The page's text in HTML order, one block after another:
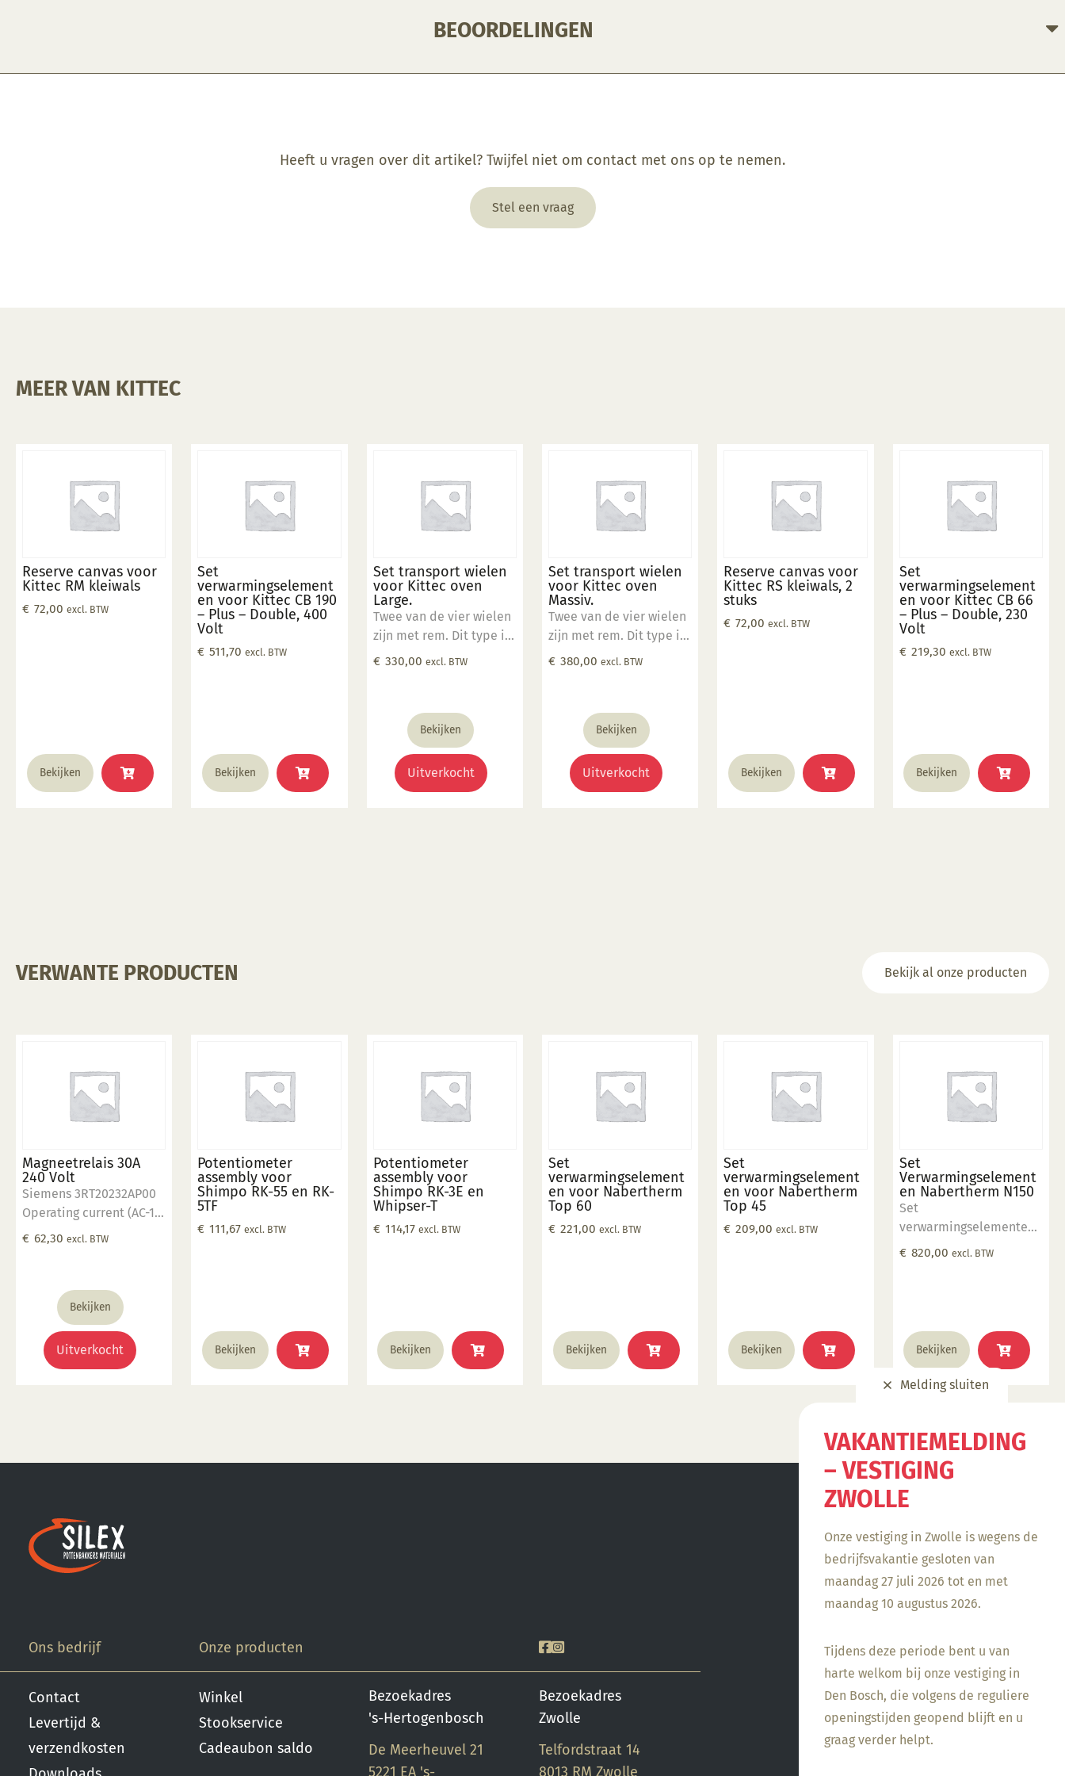
Melding sluiten
VAKANTIEMELDING
– VESTIGING
ZWOLLE
Onze vestiging in Zwolle is wegens de
bedrijfsvakantie gesloten van
maandag 27 juli 2026 tot en met
maandag 10 augustus 2026.
Tijdens deze periode bent u van
harte welkom bij onze vestiging in
Den Bosch, die volgens de reguliere
openingstijden geopend blijft en u
graag verder helpt.
BEOORDELINGEN
Heeft u vragen over dit artikel? Twijfel niet om contact met ons op te nemen.
Stel een vraag
MEER VAN KITTEC
Reserve canvas voor
Kittec RM kleiwals
€ 72,00 excl. BTW
Bekijken
Set
verwarmingselement
en voor Kittec CB 190
– Plus – Double, 400
Volt
€ 511,70 excl. BTW
Bekijken
Set transport wielen
voor Kittec oven
Large.
Twee van de vier wielen
zijn met rem. Dit type is
te gebruiken op vlakke
€ 330,00 excl. BTW
Bekijken
Uitverkocht
Set transport wielen
voor Kittec oven
Massiv.
Twee van de vier wielen
zijn met rem. Dit type is
te gebruiken op vlakke
€ 380,00 excl. BTW
Bekijken
Uitverkocht
Reserve canvas voor
Kittec RS kleiwals, 2
stuks
€ 72,00 excl. BTW
Bekijken
Set
verwarmingselement
en voor Kittec CB 66
– Plus – Double, 230
Volt
€ 219,30 excl. BTW
Bekijken
VERWANTE PRODUCTEN Bekijk al onze producten
Magneetrelais 30A
240 Volt
Siemens 3RT20232AP00
Operating current (AC-1):
40 Ampere Operating
contacten: 3 Control
voltage: 230 Volt
€ 62,30 excl. BTW
Bekijken
Uitverkocht
Potentiometer
assembly voor
Shimpo RK-55 en RK-
5TF
€ 111,67 excl. BTW
Bekijken
Potentiometer
assembly voor
Shimpo RK-3E en
Whipser-T
€ 114,17 excl. BTW
Bekijken
Set
verwarmingselement
en voor Nabertherm
Top 60
€ 221,00 excl. BTW
Bekijken
Set
verwarmingselement
en voor Nabertherm
Top 45
€ 209,00 excl. BTW
Bekijken
Set
Verwarmingselement
en Nabertherm N150
Set
verwarmingselementen
geschikt voor
€ 820,00 excl. BTW
Bekijken
Ons bedrijf
Contact
Levertijd &
verzendkosten
Onze producten
Winkel
Stookservice
Cadeaubon saldo
Bezoekadres
's-Hertogenbosch
De Meerheuvel 21
5221 EA 's-
Bezoekadres
Zwolle
Telfordstraat 14
8013 RM Zwolle